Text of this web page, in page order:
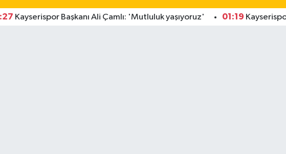
Kayserispor Başkanı Ali Çamlı: 'Mutluluk yaşıyoruz' 01:19 Kayserispor